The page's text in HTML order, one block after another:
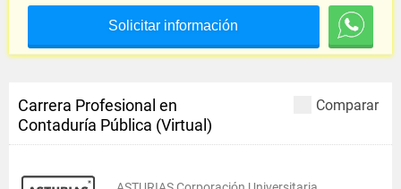
Solicitar información
Comparar
Carrera Profesional en
Contaduría Pública (Virtual)